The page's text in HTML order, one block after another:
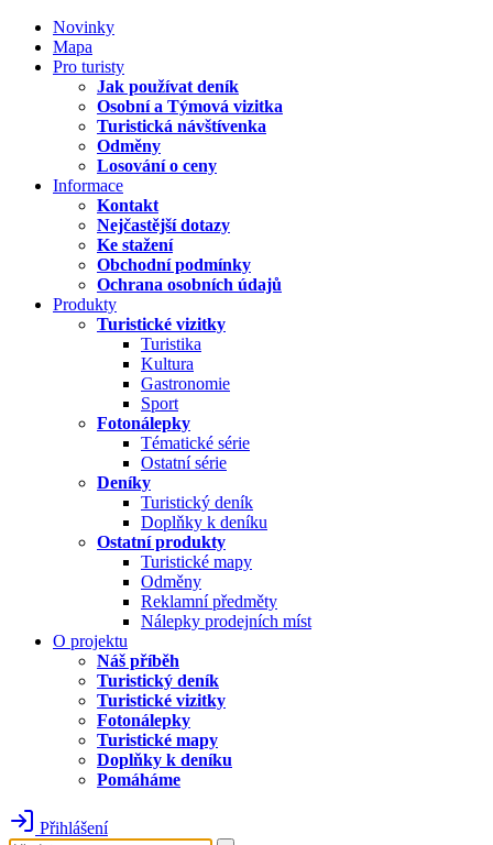
Novinky
Mapa
Pro turisty
Jak používat deník
Osobní a Týmová vizitka
Turistická návštívenka
Odměny
Losování o ceny
Informace
Kontakt
Nejčastější dotazy
Ke stažení
Obchodní podmínky
Ochrana osobních údajů
Produkty
Turistické vizitky
Turistika
Kultura
Gastronomie
Sport
Fotonálepky
Tématické série
Ostatní série
Deníky
Turistický deník
Doplňky k deníku
Ostatní produkty
Turistické mapy
Odměny
Reklamní předměty
Nálepky prodejních míst
O projektu
Náš příběh
Turistický deník
Turistické vizitky
Fotonálepky
Turistické mapy
Doplňky k deníku
Pomáháme
Přihlášení